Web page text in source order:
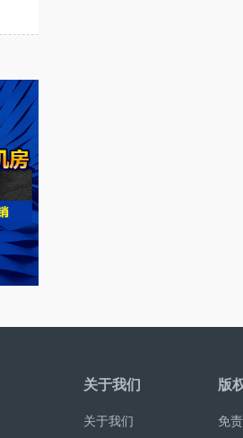
关于我们
关于我们
版
免